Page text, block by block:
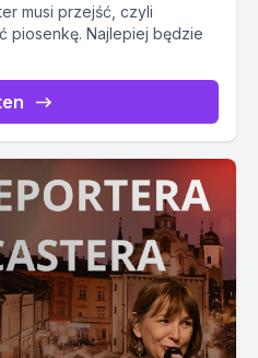
musi przejść, czyli
piosenkę. Najlepiej będzie